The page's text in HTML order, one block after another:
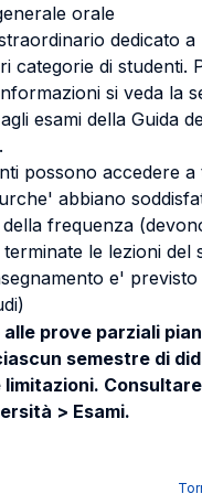
orale
dedicato a
categorie di studenti.
si veda la
esami della Guida
possono accedere a
abbiano
frequenza
le lezioni del
e'
prove parziali
semestre di
> Esami.